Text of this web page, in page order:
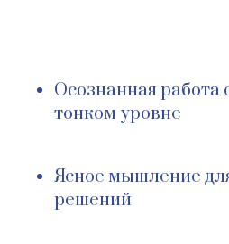
Осознанная работа
тонком уровне
Ясное мышление
решений